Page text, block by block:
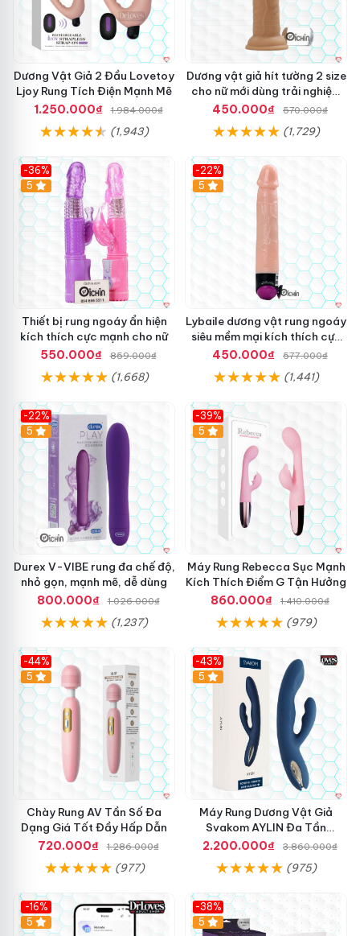
Dương Vật Giả 2 Đầu Lovetoy
Ljoy Rung Tích Điện Mạnh Mẽ
1.250.000₫
1.984.000₫
(1,943)
Dương vật giả hít tường 2 size
cho nữ mới dùng trải nghiệm
thật
450.000₫ 570.000₫
(1,729)
-36%
Hot
5
Thiết bị rung ngoáy ẩn hiện
kích thích cực mạnh cho nữ
550.000₫
859.000₫
(1,668)
-22%
Hot
5
Lybaile dương vật rung ngoáy
siêu mềm mại kích thích cực
mạnh
450.000₫ 577.000₫
(1,441)
-22%
Hot
5
Durex V-VIBE rung đa chế độ,
nhỏ gọn, mạnh mẽ, dễ dùng
800.000₫
1.026.000₫
(1,237)
-39%
Hot
5
Máy Rung Rebecca Sục Mạnh
Kích Thích Điểm G Tận Hưởng
860.000₫
1.410.000₫
(979)
-44%
Hot
5
Chày Rung AV Tần Số Đa
Dạng Giá Tốt Đầy Hấp Dẫn
720.000₫
1.286.000₫
(977)
-43%
Hot
5
Máy Rung Dương Vật Giả
Svakom AYLIN Đa Tần
Massage Sướng
2.200.000₫ 3.860.000₫
(975)
-16%
Hot
5
-38%
Hot
5